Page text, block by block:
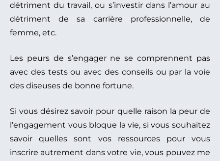
détriment du travail, ou s’investir dans l’amour au
détriment de sa carrière professionnelle, de
femme, etc.
Les peurs de s’engager ne se comprennent pas
avec des tests ou avec des conseils ou par la voie
des diseuses de bonne fortune.
Si vous désirez savoir pour quelle raison la peur de
l’engagement vous bloque la vie, si vous souhaitez
savoir quelles sont vos ressources pour vous
inscrire autrement dans votre vie, vous pouvez me